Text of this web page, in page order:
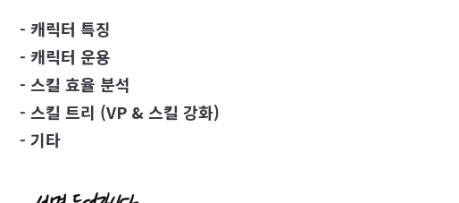
- 캐릭터 특징
- 캐릭터 운용
- 스킬 효율 분석
- 스킬 트리 (VP & 스킬 강화)
- 기타